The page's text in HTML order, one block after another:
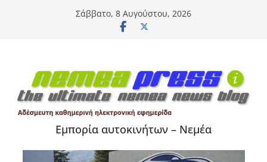
Σάββατο, 8 Αυγούστου, 2026
Εμπορία αυτοκινήτων – Νεμέα